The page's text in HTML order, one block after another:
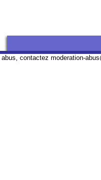
abus, contactez moderation-